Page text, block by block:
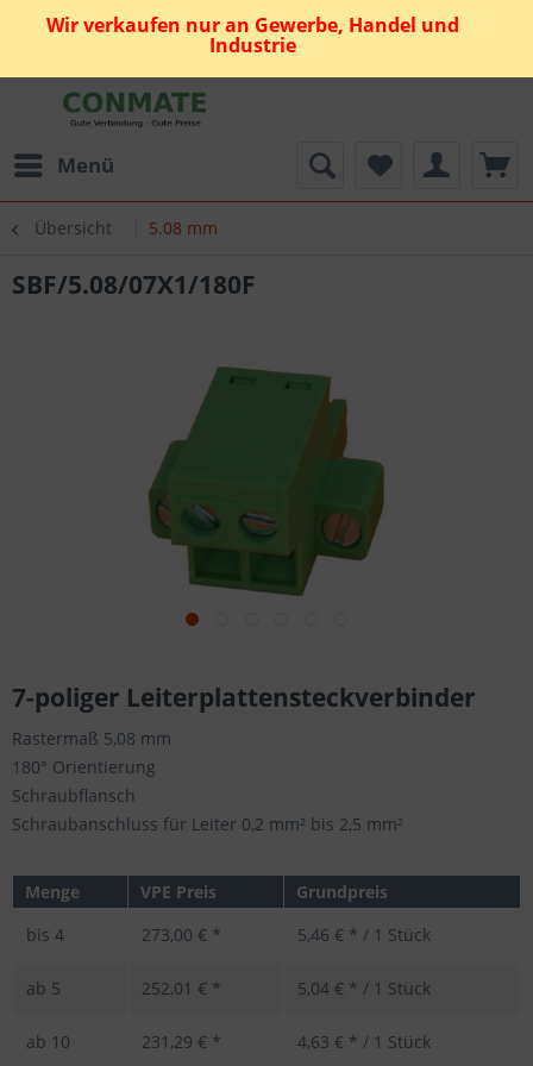
Wir verkaufen nur an Gewerbe, Handel und
Industrie
Menü
Übersicht 5.08 mm
SBF/5.08/07X1/180F
7-poliger Leiterplattensteckverbinder
Rastermaß 5,08 mm
180° Orientierung
Schraubflansch
Schraubanschluss für Leiter 0,2 mm² bis 2,5 mm²
Menge VPE Preis
Grundpreis
bis 4 273,00 € * 5,46 € * / 1 Stück
ab 5 252,01 € * 5,04 € * / 1 Stück
ab 10 231,29 € * 4,63 € * / 1 Stück